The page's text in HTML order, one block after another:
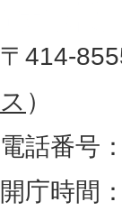
地
図
。
静
岡
所
〒414-
ス ）
電話番号
開庁時間